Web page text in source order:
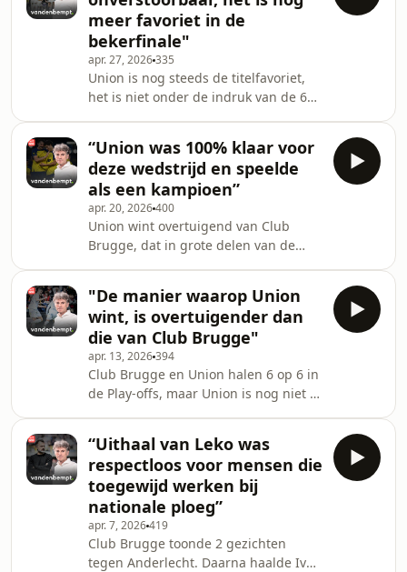
meer favoriet in de
bekerfinale"
apr. 27, 2026335
Union is nog steeds de titelfavoriet,
het is niet onder de indruk van de 6
bekerfinale.
“Union was 100% klaar voor
deze wedstrijd en speelde
als een kampioen”
apr. 20, 2026400
Union wint overtuigend van Club
Brugge, dat in grote delen van de
titelverdediger en Club. En hoe zit het
met de strijd om de Europese
plaatsen?
"De manier waarop Union
wint, is overtuigender dan
die van Club Brugge"
apr. 13, 2026394
Club Brugge en Union halen 6 op 6 in
de Play-offs, maar Union is nog niet in
STVV pakt geen punten, maar voetbalt
wel vlot en Anderlecht is aan een
catastrofe ontsnapt.
“Uithaal van Leko was
respectloos voor mensen die
toegewijd werken bij
nationale ploeg”
apr. 7, 2026419
Club Brugge toonde 2 gezichten
tegen Anderlecht. Daarna haalde Ivan